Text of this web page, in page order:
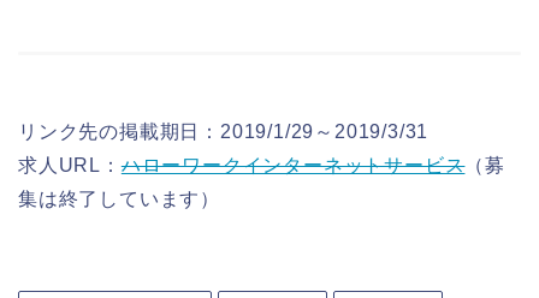
リンク先の掲載期日：2019/1/29～2019/3/31
求人URL：ハローワークインターネットサービス（募
集は終了しています）